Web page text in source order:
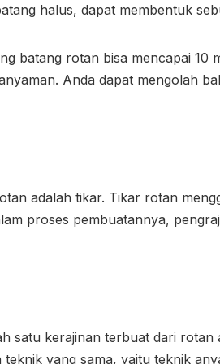
halus, dapat membentuk
batang rotan bisa mencapai
Anda dapat mengolah
adalah tikar. Tikar rotan
proses pembuatannya,
satu kerajinan terbuat dari rotan
yang sama, yaitu teknik